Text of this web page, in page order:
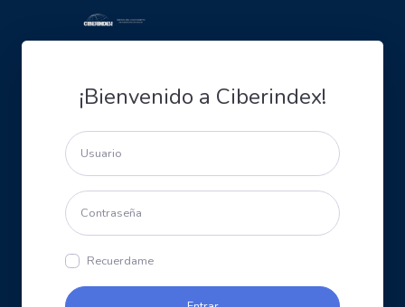
¡Bienvenido a Ciberindex!
Recuerdame